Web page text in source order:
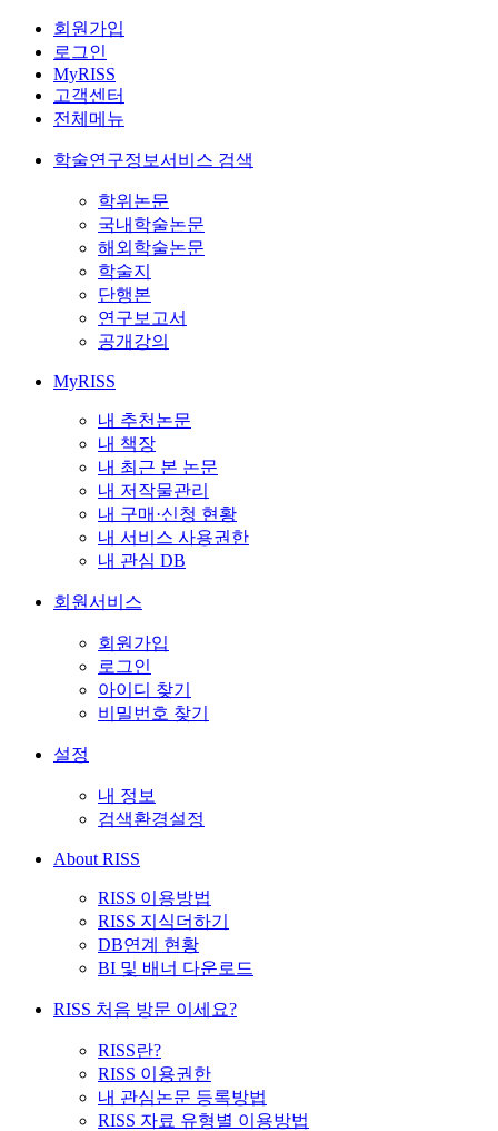
회원가입
로그인
MyRISS
고객센터
전체메뉴
학술연구정보서비스 검색
학위논문
국내학술논문
해외학술논문
학술지
단행본
연구보고서
공개강의
MyRISS
내 추천논문
내 책장
내 최근 본 논문
내 저작물관리
내 구매·신청 현황
내 서비스 사용권한
내 관심 DB
회원서비스
회원가입
로그인
아이디 찾기
비밀번호 찾기
설정
내 정보
검색환경설정
About RISS
RISS 이용방법
RISS 지식더하기
DB연계 현황
BI 및 배너 다운로드
RISS 처음 방문 이세요?
RISS란?
RISS 이용권한
내 관심논문 등록방법
RISS 자료 유형별 이용방법